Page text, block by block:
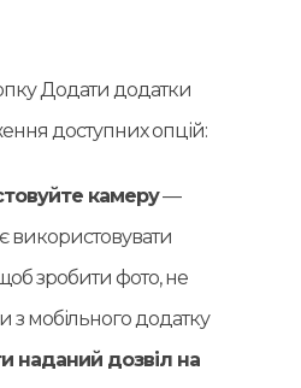
Додати додатки
доступних опцій:
камеру—
використовувати
зробити фото, не
з мобільного додатку
наданий дозвіл на